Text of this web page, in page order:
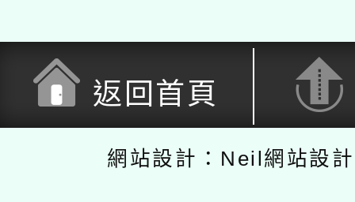
返回首頁
網站設計：Neil網站設